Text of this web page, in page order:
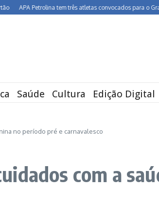
Petrolina tem três atletas convocados para o Grand Prix
Saúde Cultura Edição Digital
no período pré e carnavalesco
com a